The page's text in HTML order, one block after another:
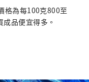
格為每100克800至
品便宜得多。